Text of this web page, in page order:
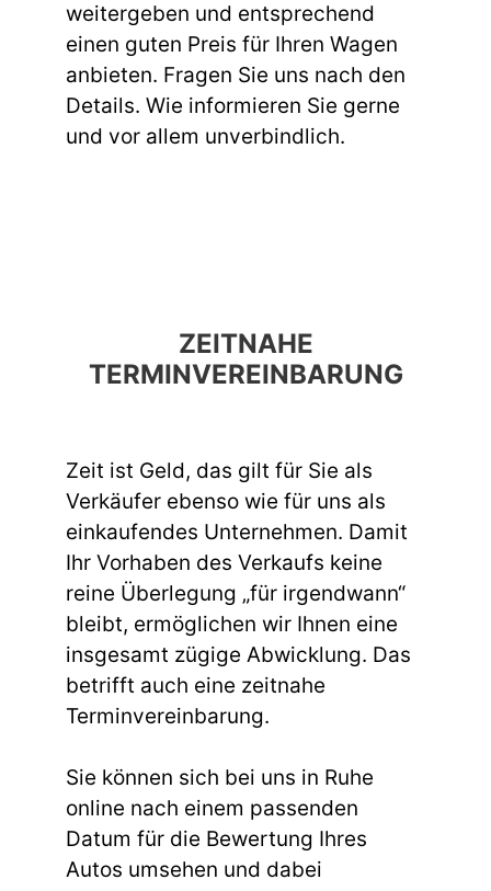
weitergeben und entsprechend
einen guten Preis für Ihren Wagen
anbieten. Fragen Sie uns nach den
Details. Wie informieren Sie gerne
und vor allem unverbindlich.
ZEITNAHE
TERMINVEREINBARUNG
Zeit ist Geld, das gilt für Sie als
Verkäufer ebenso wie für uns als
einkaufendes Unternehmen. Damit
Ihr Vorhaben des Verkaufs keine
reine Überlegung „für irgendwann“
bleibt, ermöglichen wir Ihnen eine
insgesamt zügige Abwicklung. Das
betrifft auch eine zeitnahe
Terminvereinbarung.
Sie können sich bei uns in Ruhe
online nach einem passenden
Datum für die Bewertung Ihres
Autos umsehen und dabei